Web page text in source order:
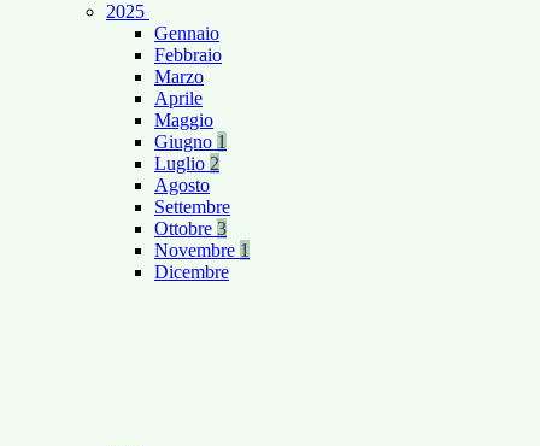
2025
Gennaio
Febbraio
Marzo
Aprile
Maggio
Giugno 1
Luglio 2
Agosto
Settembre
Ottobre 3
Novembre 1
Dicembre